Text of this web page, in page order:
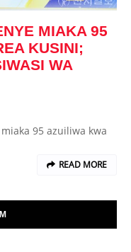
MIAKA 95
KUSINI;
WA
95 azuiliwa kwa
READ MORE